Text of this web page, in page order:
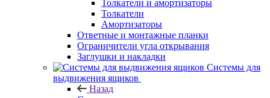
Толкатели и амортизаторы
Толкатели
Амортизаторы
Ответные и монтажные планки
Ограничители угла открывания
Заглушки и накладки
Системы для
выдвижения ящиков
Назад